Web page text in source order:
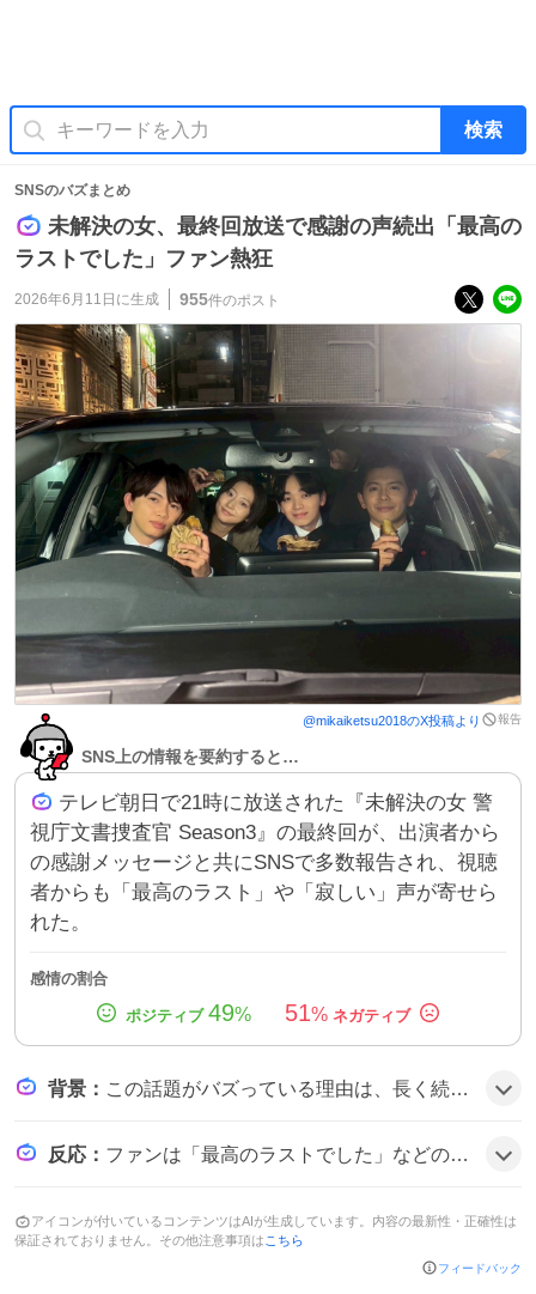
検索
SNSのバズまとめ
未解決の女、最終回放送で感謝の声続出「最高の
ラストでした」ファン熱狂
2026年6月11日 に生成 955件のポスト
@mikaiketsu2018のX投稿より 報告
SNS上の情報を要約すると…
テレビ朝日で21時に放送された『未解決の女 警
視庁文書捜査官 Season3』の最終回が、出演者から
の感謝メッセージと共にSNSで多数報告され、視聴
者からも「最高のラスト」や「寂しい」声が寄せら
れた。
感情の割合
49% 51%
背景 ： この話題がバズっている理由は、長く続いたシーズン3の最終回が期待感のピークで迎えられ、主要キャストの出演情報や感謝のコメントが相次いで投稿されたことと、視聴者がキャラクターの成長や謎解きを楽しんできたため、感情的な反応が広がったようだ。
反応 ： ファンは「最高のラストでした」などの感想と共に、感動と寂しさを交えて盛り上がり、続編への期待も語った。
アイコンが付いているコンテンツはAIが生成しています。内容の最新性・正確性は
保証されておりません。その他注意事項は こちら
フィードバック